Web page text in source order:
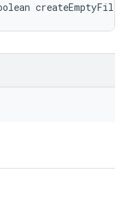
createEmptyFile)